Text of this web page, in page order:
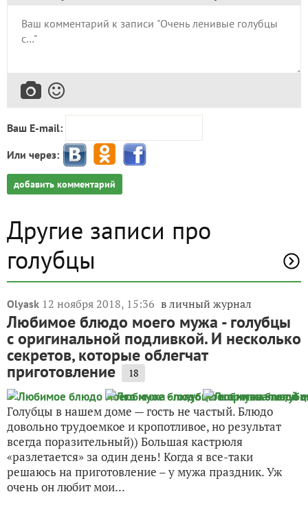
Ваш E-mail:
Или через:
добавить комментарий
Другие записи про
голубцы
Olyask 12 ноября 2018, 15:36 в личный журнал
Любимое блюдо моего мужа - голубцы
с оригинальной подливкой. И несколько
секретов, которые облегчат
приготовление 18
Голубцы в нашем доме — гость не частый. Блюдо
довольно трудоемкое и кропотливое, но результат
всегда поразительный)) Большая кастрюля
«разлетается» за один день! Когда я все-таки
решаюсь на приготовление – у мужа праздник. Уж
очень он любит мои...